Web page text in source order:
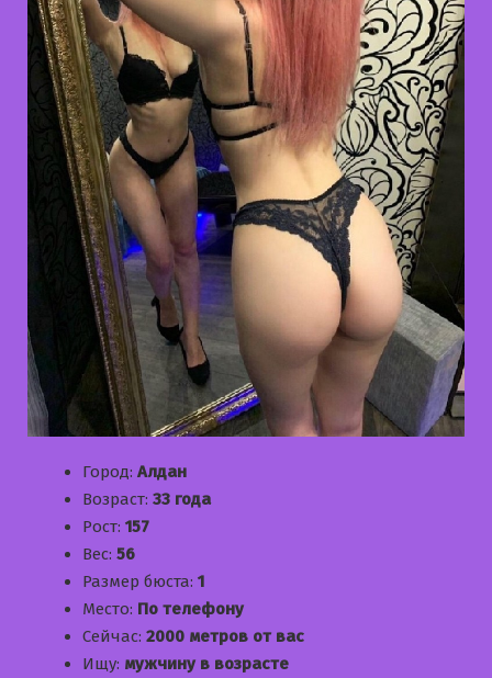
Город: Алдан
Возраст: 33 года
Рост: 157
Вес: 56
Размер бюста: 1
Место: По телефону
Сейчас: 2000 метров от вас
Ищу: мужчину в возрасте